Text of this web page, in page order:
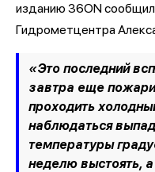
изданию 36ON сообщил
Гидрометцентра
«Это последний
завтра еще
проходить
наблюдаться
температуры
неделю выстоять,